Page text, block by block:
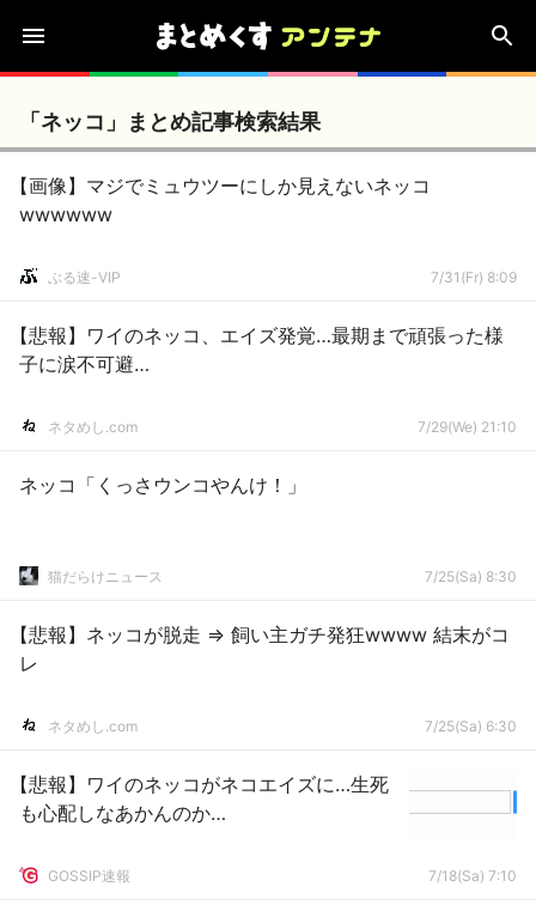
「ネッコ」まとめ記事検索結果
【画像】マジでミュウツーにしか見えないネッコ
wwwwww
ぶる速-VIP 7/31(Fr) 8:09
【悲報】ワイのネッコ、エイズ発覚…最期まで頑張った様
子に涙不可避…
ネタめし.com 7/29(We) 21:10
ネッコ「くっさウンコやんけ！」
猫だらけニュース 7/25(Sa) 8:30
【悲報】ネッコが脱走 ⇒ 飼い主ガチ発狂wwww 結末がコ
レ
ネタめし.com 7/25(Sa) 6:30
【悲報】ワイのネッコがネコエイズに…生死
も心配しなあかんのか…
GOSSIP速報 7/18(Sa) 7:10